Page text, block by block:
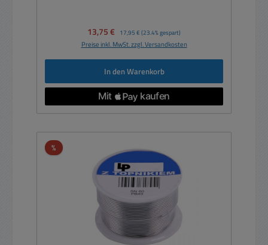
Verkaufspreis:
13,75 € Regulärer Preis:
17,95 € (23.4% gespart)
Preise inkl. MwSt. zzgl. Versandkosten
In den Warenkorb
%Rabatt